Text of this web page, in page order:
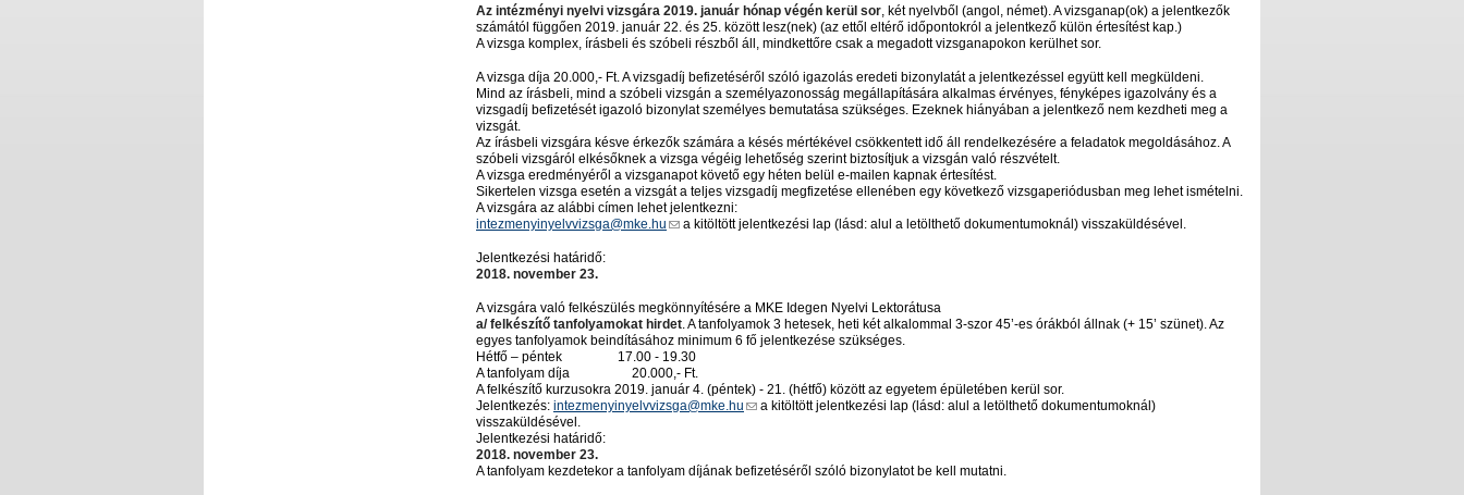
Az intézményi nyelvi vizsgára 2019. január hónap végén kerül sor , két nyelvből (angol, német). A vizsganap(ok) a jelentkezők
számától függően 2019. január 22. és 25. között lesz(nek) (az ettől eltérő időpontokról a jelentkező külön értesítést kap.)
A vizsga komplex, írásbeli és szóbeli részből áll, mindkettőre csak a megadott vizsganapokon kerülhet sor.
A vizsga díja 20.000,- Ft. A vizsgadíj befizetéséről szóló igazolás eredeti bizonylatát a jelentkezéssel együtt kell megküldeni.
Mind az írásbeli, mind a szóbeli vizsgán a személyazonosság megállapítására alkalmas érvényes, fényképes igazolvány és a
vizsgadíj befizetését igazoló bizonylat személyes bemutatása szükséges. Ezeknek hiányában a jelentkező nem kezdheti meg a
vizsgát.
Az írásbeli vizsgára késve érkezők számára a késés mértékével csökkentett idő áll rendelkezésére a feladatok megoldásához. A
szóbeli vizsgáról elkésőknek a vizsga végéig lehetőség szerint biztosítjuk a vizsgán való részvételt.
A vizsga eredményéről a vizsganapot követő egy héten belül e-mailen kapnak értesítést.
Sikertelen vizsga esetén a vizsgát a teljes vizsgadíj megfizetése ellenében egy következő vizsgaperiódusban meg lehet ismételni.
A vizsgára az alábbi címen lehet jelentkezni:
intezmenyinyelvvizsga@mke.hu
a kitöltött jelentkezési lap (lásd: alul a letölthető dokumentumoknál) visszaküldésével.
Jelentkezési határidő:
2018. november 23.
A vizsgára való felkészülés megkönnyítésére a MKE Idegen Nyelvi Lektorátusa
a/ felkészítő tanfolyamokat hirdet . A tanfolyamok 3 hetesek, heti két alkalommal 3-szor 45’-es órákból állnak (+ 15’ szünet). Az
egyes tanfolyamok beindításához minimum 6 fő jelentkezése szükséges.
Hétfő – péntek 17.00 - 19.30
A tanfolyam díja 20.000,- Ft.
A felkészítő kurzusokra 2019. január 4. (péntek) - 21. (hétfő) között az egyetem épületében kerül sor.
Jelentkezés: intezmenyinyelvvizsga@mke.hu
a kitöltött jelentkezési lap (lásd: alul a letölthető dokumentumoknál)
visszaküldésével.
Jelentkezési határidő:
2018. november 23.
A tanfolyam kezdetekor a tanfolyam díjának befizetéséről szóló bizonylatot be kell mutatni.